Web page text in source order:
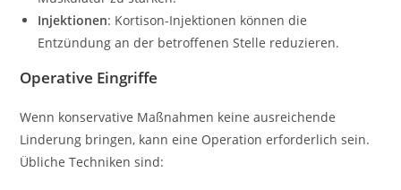
Injektionen: Kortison-Injektionen können die
Entzündung an der betroffenen Stelle reduzieren.
Operative Eingriffe
Wenn konservative Maßnahmen keine ausreichende
Linderung bringen, kann eine Operation erforderlich sein.
Übliche Techniken sind: